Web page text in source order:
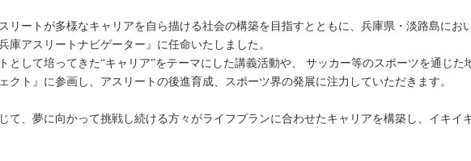
リートが多様なキャリアを自ら描ける社会の構築を目指すとともに、兵庫県・淡路島にお
庫アスリートナビゲーター』に任命いたしました。
として培ってきた“キャリア”をテーマにした講義活動や、 サッカー等のスポーツを通じた
クト』に参画し、アスリートの後進育成、スポーツ界の発展に注力していただきます。
て、夢に向かって挑戦し続ける方々がライフプランに合わせたキャリアを構築し、イキイ